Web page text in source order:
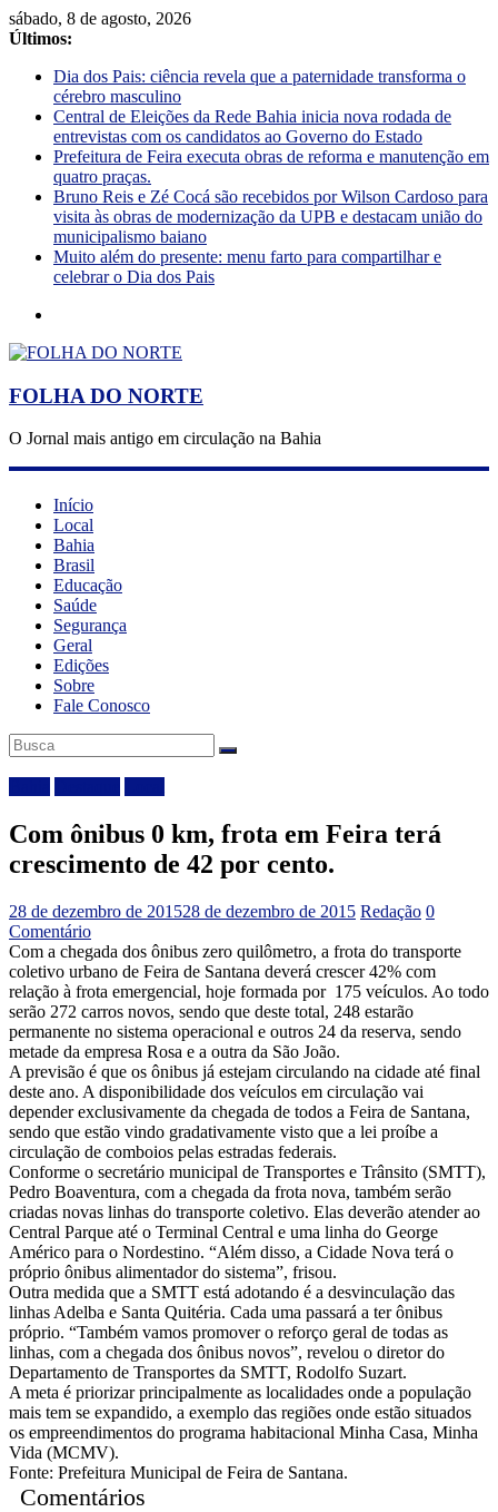
sábado, 8 de agosto, 2026
Últimos:
Dia dos Pais: ciência revela que a paternidade transforma o
cérebro masculino
Central de Eleições da Rede Bahia inicia nova rodada de
entrevistas com os candidatos ao Governo do Estado
Prefeitura de Feira executa obras de reforma e manutenção em
quatro praças.
Bruno Reis e Zé Cocá são recebidos por Wilson Cardoso para
visita às obras de modernização da UPB e destacam união do
municipalismo baiano
Muito além do presente: menu farto para compartilhar e
celebrar o Dia dos Pais
FOLHA DO NORTE
O Jornal mais antigo em circulação na Bahia
Início
Local
Bahia
Brasil
Educação
Saúde
Segurança
Geral
Edições
Sobre
Fale Conosco
Com ônibus 0 km, frota em Feira terá
crescimento de 42 por cento.
28 de dezembro de 201528 de dezembro de 2015 Redação 0
Comentário
Com a chegada dos ônibus zero quilômetro, a frota do transporte
coletivo urbano de Feira de Santana deverá crescer 42% com
relação à frota emergencial, hoje formada por 175 veículos. Ao todo
serão 272 carros novos, sendo que deste total, 248 estarão
permanente no sistema operacional e outros 24 da reserva, sendo
metade da empresa Rosa e a outra da São João.
A previsão é que os ônibus já estejam circulando na cidade até final
deste ano. A disponibilidade dos veículos em circulação vai
depender exclusivamente da chegada de todos a Feira de Santana,
sendo que estão vindo gradativamente visto que a lei proíbe a
circulação de comboios pelas estradas federais.
Conforme o secretário municipal de Transportes e Trânsito (SMTT),
Pedro Boaventura, com a chegada da frota nova, também serão
criadas novas linhas do transporte coletivo. Elas deverão atender ao
Central Parque até o Terminal Central e uma linha do George
Américo para o Nordestino. “Além disso, a Cidade Nova terá o
próprio ônibus alimentador do sistema”, frisou.
Outra medida que a SMTT está adotando é a desvinculação das
linhas Adelba e Santa Quitéria. Cada uma passará a ter ônibus
próprio. “Também vamos promover o reforço geral de todas as
linhas, com a chegada dos ônibus novos”, revelou o diretor do
Departamento de Transportes da SMTT, Rodolfo Suzart.
A meta é priorizar principalmente as localidades onde a população
mais tem se expandido, a exemplo das regiões onde estão situados
os empreendimentos do programa habitacional Minha Casa, Minha
Vida (MCMV).
Fonte: Prefeitura Municipal de Feira de Santana.
Comentários